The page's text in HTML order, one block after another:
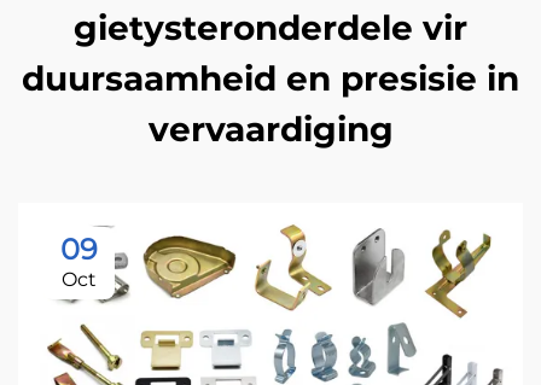
gietysteronderdele vir
duursaamheid en presisie in
vervaardiging
09
Oct